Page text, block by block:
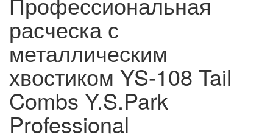
расческа с
металлическим
хвостиком YS-108 Tail
Combs Y.S.Park
Professional